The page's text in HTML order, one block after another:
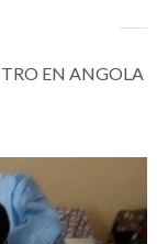
EN ANGOLA